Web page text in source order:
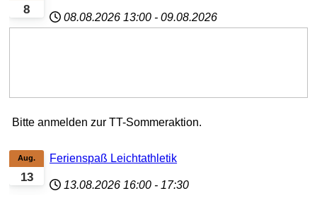
8
08.08.2026 13:00 - 09.08.2026
Bitte anmelden zur TT-Sommeraktion.
13
Aug. Ferienspaß Leichtathletik
13.08.2026 16:00 - 17:30